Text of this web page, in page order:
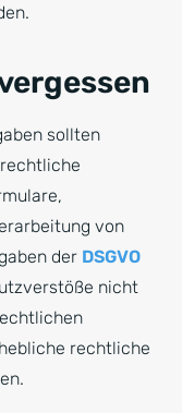
sollten
von
der DSGVO
nicht
rechtliche